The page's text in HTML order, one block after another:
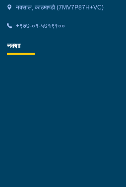
नक्साल, काठमाण्डौ (7MV7P87H+VC)
+९७७-०१-५७१९९००
नक्शा